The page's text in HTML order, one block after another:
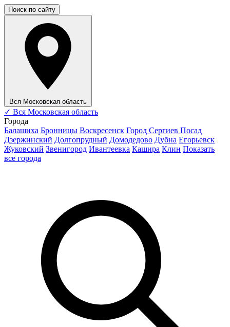
Поиск по сайту
Вся Московская область
✓ Вся Московская область
Города
Балашиха Бронницы Воскресенск Город Сергиев Посад
Дзержинский Долгопрудный Домодедово Дубна Егорьевск
Жуковский Звенигород Ивантеевка Кашира Клин Показать
все города